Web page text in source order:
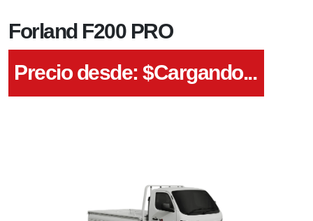
Forland F200 PRO
Precio desde: $Cargando...